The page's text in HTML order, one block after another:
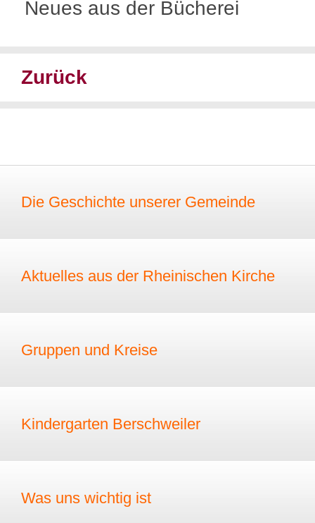
Neues aus der Bücherei
Zurück
Die Geschichte unserer Gemeinde
Aktuelles aus der Rheinischen Kirche
Gruppen und Kreise
Kindergarten Berschweiler
Was uns wichtig ist